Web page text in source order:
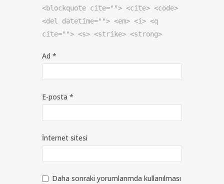
<blockquote cite=""> <cite> <code>
<del datetime=""> <em> <i> <q
cite=""> <s> <strike> <strong>
Ad *
E-posta *
İnternet sitesi
Daha sonraki yorumlarımda kullanılması